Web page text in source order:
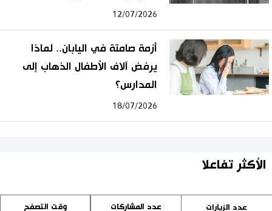
12/07/2026
أزمة صامتة في اليابان.. لماذا
يرفض آلاف الأطفال الذهاب إلى
المدارس؟
18/07/2026
الأكثر تفاعلا
عدد الزيارات عدد المشاركات وقت التصفح